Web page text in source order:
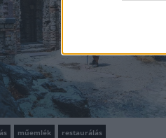
műemlék restaurálás